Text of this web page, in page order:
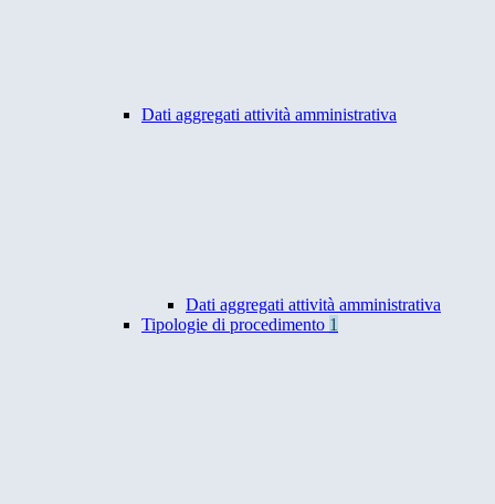
Dati aggregati attività amministrativa
Dati aggregati attività amministrativa
Tipologie di procedimento 1